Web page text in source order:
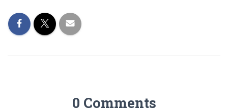
0 Comments